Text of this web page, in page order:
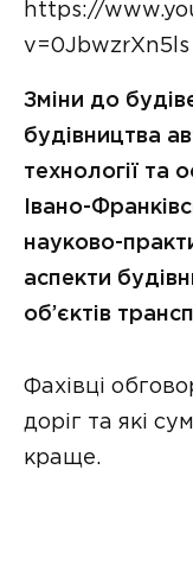
https://
v=0JbwzrXn5ls
Зміни до
будівництва
технології та
Івано-
науково-
аспекти
об’єктів
Фахівці
доріг та які
краще.